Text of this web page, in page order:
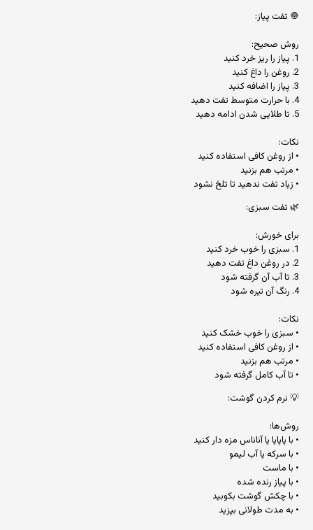
🧅 تفت پیاز:
روش صحیح:
1. پیاز را ریز خرد کنید
2. روغن را داغ کنید
3. پیاز را اضافه کنید
4. با حرارت متوسط تفت دهید
5. تا طلایی شدن ادامه دهید
نکات:
• از روغن کافی استفاده کنید
• مرتب هم بزنید
• زیاد تفت ندهید تا تلخ نشود
🌿 تفت سبزی:
برای خورش:
1. سبزی را خوب خرد کنید
2. در روغن داغ تفت دهید
3. تا آب آن گرفته شود
4. رنگ آن تیره شود
نکات:
• سبزی را خوب خشک کنید
• از روغن کافی استفاده کنید
• مرتب هم بزنید
• تا آب کامل گرفته شود
💡 نرم کردن گوشت:
روش‌ها:
• با پاپایا یا آناناس مزه دار کنید
• با سرکه یا آب لیمو
• با ماست
• با پیاز رنده شده
• با چکش گوشت بکوبید
• به مدت طولانی بپزید